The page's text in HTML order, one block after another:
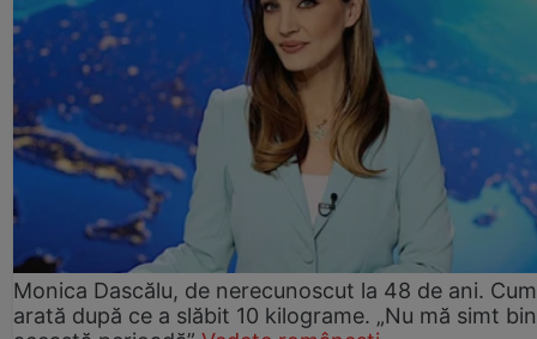
Monica Dascălu, de nerecunoscut la 48 de ani. Cum
arată după ce a slăbit 10 kilograme. „Nu mă simt